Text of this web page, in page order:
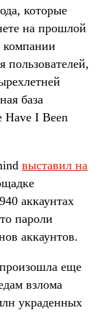
которые
на прошлой
компании
пользователей,
база
Have I Been
выставил на
аккаунтах
пароли
аккаунтов.
еще
взлома
украденных